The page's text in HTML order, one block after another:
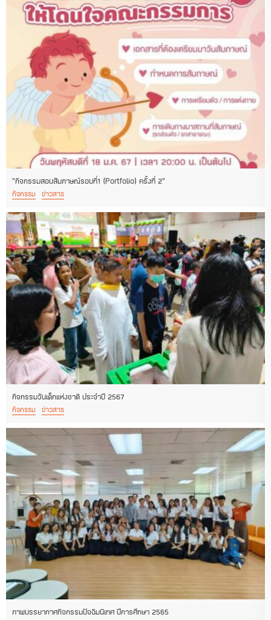
“กิจกรรมสอบสัมภาษณ์รอบที่1 (Portfolio) ครั้งที่ 2”
กิจกรรม ข่าวสาร
กิจกรรมวันเด็กแห่งชาติ ประจำปี 2567
กิจกรรม ข่าวสาร
ภาพบรรยากาศกิจกรรมปัจฉิมนิเทศ ปีการศึกษา 2565